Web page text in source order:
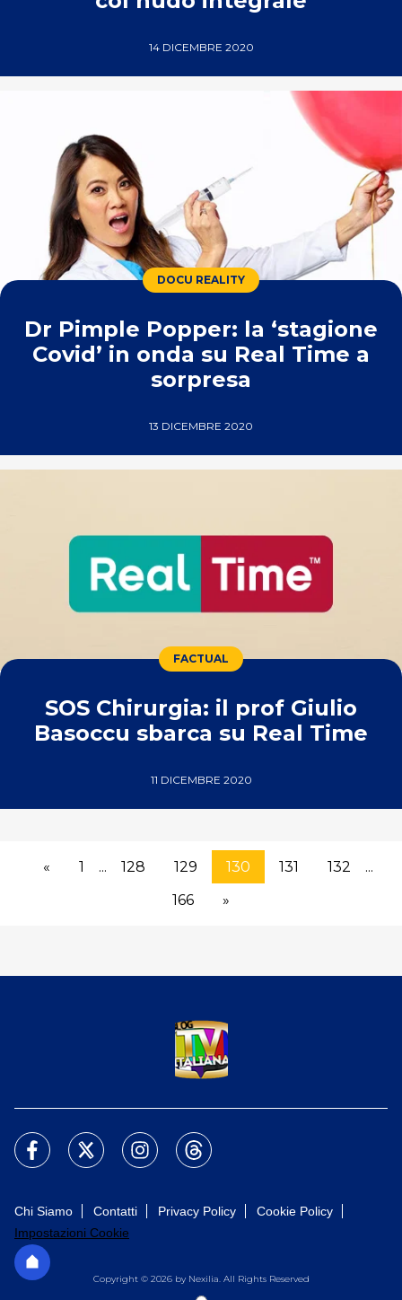
14 DICEMBRE 2020
DOCU REALITY
Dr Pimple Popper: la ‘stagione
Covid’ in onda su Real Time a
sorpresa
13 DICEMBRE 2020
FACTUAL
SOS Chirurgia: il prof Giulio
Basoccu sbarca su Real Time
11 DICEMBRE 2020
« 1 ... 128 129 130 131 132
...
166
»
Chi Siamo Contatti Privacy Policy
Cookie Policy
Impostazioni Cookie
Copyright © 2026 by Nexilia. All Rights Reserved